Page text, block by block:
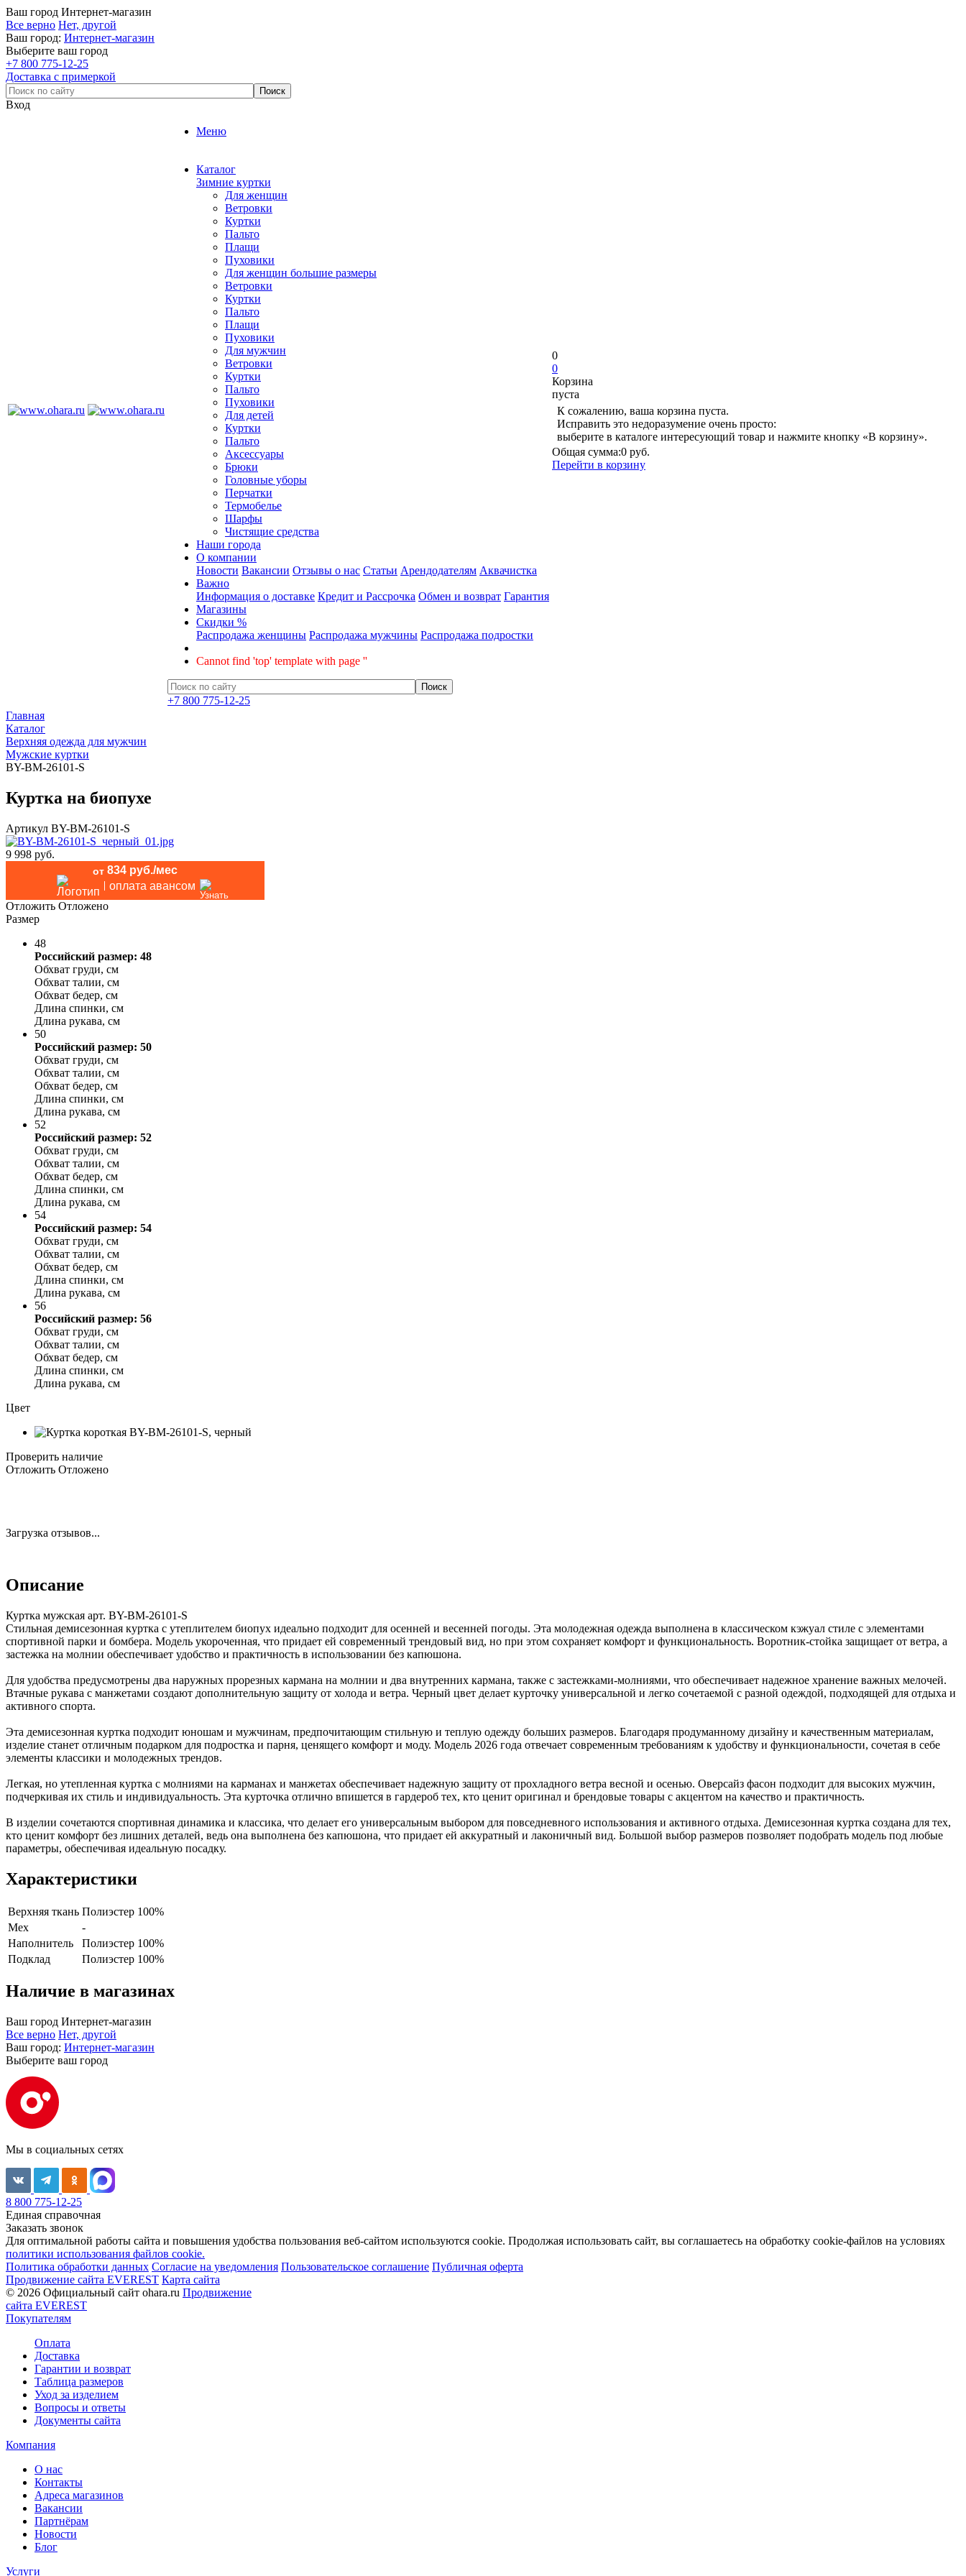
Ваш город Интернет-магазин
Все верно Нет, другой
Ваш город: Интернет-магазин
Выберите ваш город
+7 800 775-12-25
Доставка с примеркой
Вход
Меню
Каталог
Зимние куртки
Для женщин
Ветровки
Куртки
Пальто
Плащи
Пуховики
Для женщин большие размеры
Ветровки
Куртки
Пальто
Плащи
Пуховики
Для мужчин
Ветровки
Куртки
Пальто
Пуховики
Для детей
Куртки
Пальто
Аксессуары
Брюки
Головные уборы
Перчатки
Термобелье
Шарфы
Чистящие средства
Наши города
О компании
Новости Вакансии Отзывы о нас Статьи Арендодателям Аквачистка
Важно
Информация о доставке Кредит и Рассрочка Обмен и возврат Гарантия
Магазины
Скидки %
Распродажа женщины Распродажа мужчины Распродажа подростки
Cannot find 'top' template with page ''
+7 800 775-12-25
0
0
Корзина
пуста
К сожалению, ваша корзина пуста.
Исправить это недоразумение очень просто:
выберите в каталоге интересующий товар и нажмите кнопку «В корзину».
Общая сумма:0 руб.
Перейти в корзину
Главная
Каталог
Верхняя одежда для мужчин
Мужские куртки
BY-BM-26101-S
Куртка на биопухе
Артикул BY-BM-26101-S
9 998 руб.
от 834 руб./мес
оплата авансом
Отложить Отложено
Размер
48
Российский размер: 48
Обхват груди, см
Обхват талии, см
Обхват бедер, см
Длина спинки, см
Длина рукава, см
50
Российский размер: 50
Обхват груди, см
Обхват талии, см
Обхват бедер, см
Длина спинки, см
Длина рукава, см
52
Российский размер: 52
Обхват груди, см
Обхват талии, см
Обхват бедер, см
Длина спинки, см
Длина рукава, см
54
Российский размер: 54
Обхват груди, см
Обхват талии, см
Обхват бедер, см
Длина спинки, см
Длина рукава, см
56
Российский размер: 56
Обхват груди, см
Обхват талии, см
Обхват бедер, см
Длина спинки, см
Длина рукава, см
Цвет
Проверить наличие
Отложить Отложено
Загрузка отзывов...
Описание
Куртка мужская арт. BY-BM-26101-S
Стильная демисезонная куртка с утеплителем биопух идеально подходит для осенней и весенней погоды. Эта молодежная одежда выполнена в классическом кэжуал стиле с элементами
спортивной парки и бомбера. Модель укороченная, что придает ей современный трендовый вид, но при этом сохраняет комфорт и функциональность. Воротник-стойка защищает от ветра, а
застежка на молнии обеспечивает удобство и практичность в использовании без капюшона.
Для удобства предусмотрены два наружных прорезных кармана на молнии и два внутренних кармана, также с застежками-молниями, что обеспечивает надежное хранение важных мелочей.
Втачные рукава с манжетами создают дополнительную защиту от холода и ветра. Черный цвет делает курточку универсальной и легко сочетаемой с разной одеждой, подходящей для отдыха и
активного спорта.
Эта демисезонная куртка подходит юношам и мужчинам, предпочитающим стильную и теплую одежду больших размеров. Благодаря продуманному дизайну и качественным материалам,
изделие станет отличным подарком для подростка и парня, ценящего комфорт и моду. Модель 2026 года отвечает современным требованиям к удобству и функциональности, сочетая в себе
элементы классики и молодежных трендов.
Легкая, но утепленная куртка с молниями на карманах и манжетах обеспечивает надежную защиту от прохладного ветра весной и осенью. Оверсайз фасон подходит для высоких мужчин,
подчеркивая их стиль и индивидуальность. Эта курточка отлично впишется в гардероб тех, кто ценит оригинал и брендовые товары с акцентом на качество и практичность.
В изделии сочетаются спортивная динамика и классика, что делает его универсальным выбором для повседневного использования и активного отдыха. Демисезонная куртка создана для тех,
кто ценит комфорт без лишних деталей, ведь она выполнена без капюшона, что придает ей аккуратный и лаконичный вид. Большой выбор размеров позволяет подобрать модель под любые
параметры, обеспечивая идеальную посадку.
Характеристики
Верхняя ткань Полиэстер 100%
Мех
-
Наполнитель
Полиэстер 100%
Подклад
Полиэстер 100%
Наличие в магазинах
Ваш город Интернет-магазин
Все верно Нет, другой
Ваш город: Интернет-магазин
Выберите ваш город
Мы в социальных сетях
8 800 775-12-25
Единая справочная
Заказать звонок
Для оптимальной работы сайта и повышения удобства пользования веб-сайтом используются cookie. Продолжая использовать сайт, вы соглашаетесь на обработку cookie-файлов на условиях
политики использования файлов cookie.
Политика обработки данных Согласие на уведомления Пользовательское соглашение Публичная оферта
Продвижение сайта EVEREST Карта сайта
© 2026 Официальный сайт ohara.ru Продвижение
сайта EVEREST
Покупателям
Оплата
Доставка
Гарантии и возврат
Таблица размеров
Уход за изделием
Вопросы и ответы
Документы сайта
Компания
О нас
Контакты
Адреса магазинов
Вакансии
Партнёрам
Новости
Блог
Услуги